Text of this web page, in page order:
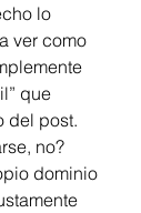
lo
ver como
que
del post.
no?